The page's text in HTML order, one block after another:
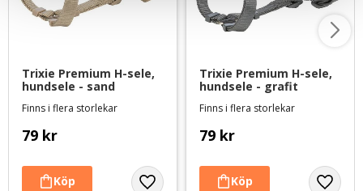
Trixie Premium H-sele,
hundsele - sand
Finns i flera storlekar
79 kr
Trixie Premium H-sele,
hundsele - grafit
Finns i flera storlekar
79 kr